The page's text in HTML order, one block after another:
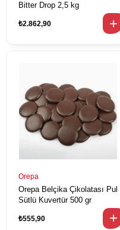
Bitter Drop 2,5 kg
₺2.862,90
Orepa
Orepa Belçika Çikolatası Pul
Sütlü Kuvertür 500 gr
₺555,90